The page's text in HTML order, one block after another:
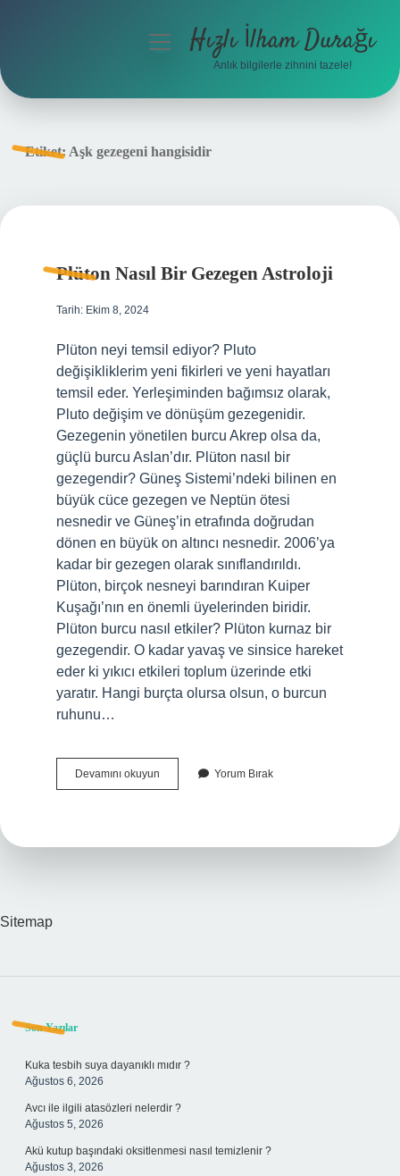
menüyüHızlı İlham Durağı
Anlık bilgilerle zihnini tazele!
Etiket: Aşk gezegeni hangisidir
Plüton Nasıl Bir Gezegen Astroloji
Tarih: Ekim 8, 2024
Plüton neyi temsil ediyor? Pluto
değişikliklerim yeni fikirleri ve yeni hayatları
temsil eder. Yerleşiminden bağımsız olarak,
Pluto değişim ve dönüşüm gezegenidir.
Gezegenin yönetilen burcu Akrep olsa da,
güçlü burcu Aslan’dır. Plüton nasıl bir
gezegendir? Güneş Sistemi’ndeki bilinen en
büyük cüce gezegen ve Neptün ötesi
nesnedir ve Güneş’in etrafında doğrudan
dönen en büyük on altıncı nesnedir. 2006’ya
kadar bir gezegen olarak sınıflandırıldı.
Plüton, birçok nesneyi barındıran Kuiper
Kuşağı’nın en önemli üyelerinden biridir.
Plüton burcu nasıl etkiler? Plüton kurnaz bir
gezegendir. O kadar yavaş ve sinsice hareket
eder ki yıkıcı etkileri toplum üzerinde etki
yaratır. Hangi burçta olursa olsun, o burcun
ruhunu…
Devamını okuyun
Nasıl
Yorum Bırak
Sitemap
Sidebar
Son Yazılar
Kuka tesbih suya dayanıklı mıdır ?
Ağustos 6, 2026
Avcı ile ilgili atasözleri nelerdir ?
Ağustos 5, 2026
Akü kutup başındaki oksitlenmesi nasıl temizlenir ?
Ağustos 3, 2026